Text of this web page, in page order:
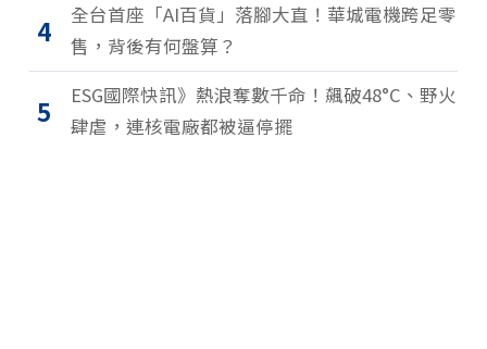
4
全台首座「AI百貨」落腳大直！華城電機跨足零
售，背後有何盤算？
5
ESG國際快訊》熱浪奪數千命！飆破48°C、野火
肆虐，連核電廠都被逼停擺